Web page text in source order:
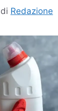
di Redazione